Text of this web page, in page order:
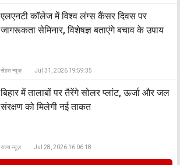
एलएनटी कॉलेज में विश्व लंग्स कैंसर दिवस पर
जागरूकता सेमिनार, विशेषज्ञ बताएंगे बचाव के उपाय
सेहत न्यूज़ Jul 31, 2026 19:59:35
बिहार में तालाबों पर तैरेंगे सोलर प्लांट, ऊर्जा और जल
संरक्षण को मिलेगी नई ताकत
राज्य न्यूज़ Jul 28, 2026 16:06:18